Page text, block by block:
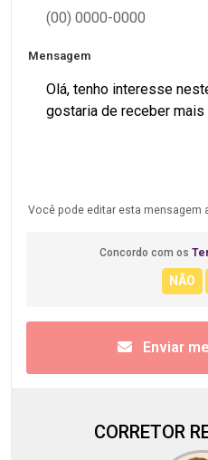
Mensagem
Você pode editar esta mensagem
Concordo com os
Enviar
CORRETOR